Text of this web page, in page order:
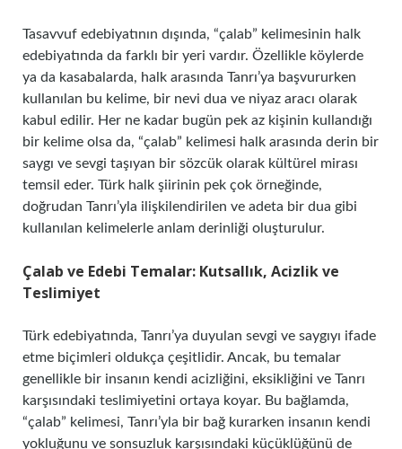
Tasavvuf edebiyatının dışında, “çalab” kelimesinin halk
edebiyatında da farklı bir yeri vardır. Özellikle köylerde
ya da kasabalarda, halk arasında Tanrı’ya başvururken
kullanılan bu kelime, bir nevi dua ve niyaz aracı olarak
kabul edilir. Her ne kadar bugün pek az kişinin kullandığı
bir kelime olsa da, “çalab” kelimesi halk arasında derin bir
saygı ve sevgi taşıyan bir sözcük olarak kültürel mirası
temsil eder. Türk halk şiirinin pek çok örneğinde,
doğrudan Tanrı’yla ilişkilendirilen ve adeta bir dua gibi
kullanılan kelimelerle anlam derinliği oluşturulur.
Çalab ve Edebi Temalar: Kutsallık, Acizlik ve
Teslimiyet
Türk edebiyatında, Tanrı’ya duyulan sevgi ve saygıyı ifade
etme biçimleri oldukça çeşitlidir. Ancak, bu temalar
genellikle bir insanın kendi acizliğini, eksikliğini ve Tanrı
karşısındaki teslimiyetini ortaya koyar. Bu bağlamda,
“çalab” kelimesi, Tanrı’yla bir bağ kurarken insanın kendi
yokluğunu ve sonsuzluk karşısındaki küçüklüğünü de